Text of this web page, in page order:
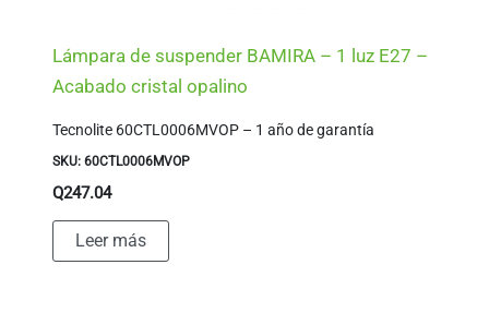
Lámpara de suspender BAMIRA – 1 luz E27 –
Acabado cristal opalino
Tecnolite 60CTL0006MVOP – 1 año de garantía
SKU: 60CTL0006MVOP
Q247.04
Leer más